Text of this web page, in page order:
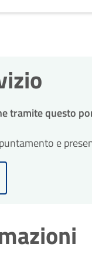
tramite questo
e